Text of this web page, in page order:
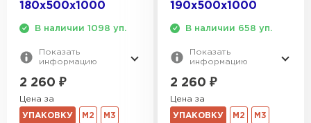
180х500х1000
В наличии 1098 уп.
Показать
информацию
2 260 ₽
Цена за
УПАКОВКУ М2 М3
190х500х1000
В наличии 658 уп.
Показать
информацию
2 260 ₽
Цена за
УПАКОВКУ М2 М3